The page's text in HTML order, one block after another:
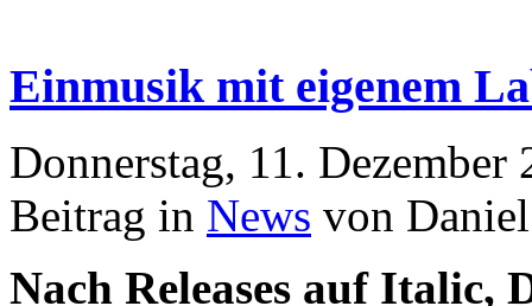
Einmusik mit eigenem
Donnerstag, 11.
Beitrag in News von
Nach Releases auf Italic,